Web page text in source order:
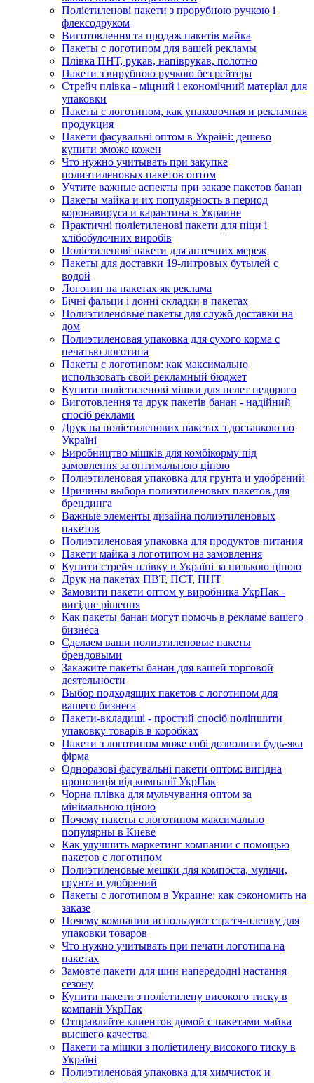
Поліетиленові пакети з прорубною ручкою і
флексодруком
Виготовлення та продаж пакетів майка
Пакеты с логотипом для вашей рекламы
Плівка ПНТ, рукав, напіврукав, полотно
Пакети з вирубною ручкою без рейтера
Стрейч плівка - міцний і економічний матеріал для
упаковки
Пакеты с логотипом, как упаковочная и рекламная
продукция
Пакети фасувальні оптом в Україні: дешево
купити зможе кожен
Что нужно учитывать при закупке
полиэтиленовых пакетов оптом
Учтите важные аспекты при заказе пакетов банан
Пакеты майка и их популярность в период
коронавируса и карантина в Украине
Практичні поліетиленові пакети для піци і
хлібобулочних виробів
Поліетиленові пакети для аптечних мереж
Пакеты для доставки 19-литровых бутылей с
водой
Логотип на пакетах як реклама
Бічні фальци і донні складки в пакетах
Полиэтиленовые пакеты для служб доставки на
дом
Полиэтиленовая упаковка для сухого корма с
печатью логотипа
Пакеты с логотипом: как максимально
использовать свой рекламный бюджет
Купити поліетиленові мішки для пелет недорого
Виготовлення та друк пакетів банан - надійний
спосіб реклами
Друк на поліетиленових пакетах з доставкою по
Україні
Виробництво мішків для комбікорму під
замовлення за оптимальною ціною
Полиэтиленовая упаковка для грунта и удобрений
Причины выбора полиэтиленовых пакетов для
брендинга
Важные элементы дизайна полиэтиленовых
пакетов
Полиэтиленовая упаковка для продуктов питания
Пакети майка з логотипом на замовлення
Купити стрейч плівку в Україні за низькою ціною
Друк на пакетах ПВТ, ПСТ, ПНТ
Замовити пакети оптом у виробника УкрПак -
вигідне рішення
Как пакеты банан могут помочь в рекламе вашего
бизнеса
Сделаем ваши полиэтиленовые пакеты
брендовыми
Закажите пакеты банан для вашей торговой
деятельности
Выбор подходящих пакетов с логотипом для
вашего бизнеса
Пакети-вкладиші - простий спосіб поліпшити
упаковку товарів в коробках
Пакети з логотипом може собі дозволити будь-яка
фірма
Одноразові фасувальні пакети оптом: вигідна
пропозиція від компанії УкрПак
Чорна плівка для мульчування оптом за
мінімальною ціною
Почему пакеты с логотипом максимально
популярны в Киеве
Как улучшить маркетинг компании с помощью
пакетов с логотипом
Полиэтиленовые мешки для компоста, мульчи,
грунта и удобрений
Пакеты с логотипом в Украине: как сэкономить на
заказе
Почему компании используют стретч-пленку для
упаковки товаров
Что нужно учитывать при печати логотипа на
пакетах
Замовте пакети для шин напередодні настання
сезону
Купити пакети з поліетилену високого тиску в
компанії УкрПак
Отправляйте клиентов домой с пакетами майка
высшего качества
Пакети та мішки з поліетилену високого тиску в
Україні
Полиэтиленовая упаковка для химчисток и